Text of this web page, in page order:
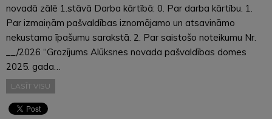
novadā zālē 1.stāvā Darba kārtībā: 0. Par darba kārtību. 1.
Par izmaiņām pašvaldības iznomājamo un atsavināmo
nekustamo īpašumu sarakstā. 2. Par saistošo noteikumu Nr.
__/2026 “Grozījums Alūksnes novada pašvaldības domes
2025. gada…
LASĪT VISU